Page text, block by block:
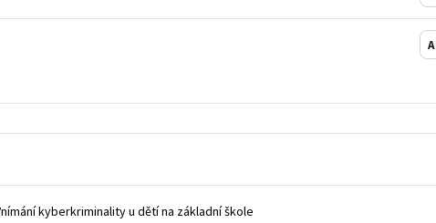
kyberkriminality u dětí na základní škole